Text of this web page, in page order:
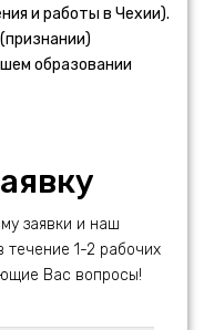
и работы в Чехии).
образовании
заявки и наш
течение 1-2 рабочих
Вас вопросы!